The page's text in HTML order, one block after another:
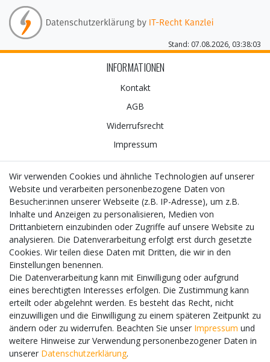
Stand: 07.08.2026, 03:38:03
INFORMATIONEN
Kontakt
AGB
Widerrufs­recht
Impressum
EINKAUFEN
Zahlungsarten
Versand
Datenschutz
Hilfe
WIR AKZEPTIEREN
WIR VERSENDEN MIT
Wir verwenden Cookies und ähnliche Technologien auf unserer
Website und verarbeiten personenbezogene Daten von
Besucher:innen unserer Webseite (z.B. IP-Adresse), um z.B.
Inhalte und Anzeigen zu personalisieren, Medien von
Drittanbietern einzubinden oder Zugriffe auf unsere Website zu
analysieren. Die Datenverarbeitung erfolgt erst durch gesetzte
Cookies. Wir teilen diese Daten mit Dritten, die wir in den
Einstellungen benennen.
Die Datenverarbeitung kann mit Einwilligung oder aufgrund
eines berechtigten Interesses erfolgen. Die Zustimmung kann
erteilt oder abgelehnt werden. Es besteht das Recht, nicht
einzuwilligen und die Einwilligung zu einem späteren Zeitpunkt zu
ändern oder zu widerrufen. Beachten Sie unser Impressum und
weitere Hinweise zur Verwendung personenbezogener Daten in
unserer Daten­schutz­erklärung.